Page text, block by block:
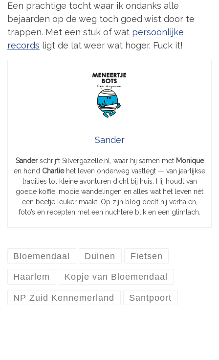
Een prachtige tocht waar ik ondanks alle
bejaarden op de weg toch goed wist door te
trappen. Met een stuk of wat persoonlijke
records ligt de lat weer wat hoger. Fuck it!
Sander
Sanderschrijft Silvergazelle.nl, waar hij samen met Monique
en hond Charliehet leven onderweg vastlegt — van jaarlijkse
tradities tot kleine avonturen dicht bij huis. Hij houdt van
goede koffie, mooie wandelingen en alles wat het leven nét
een beetje leuker maakt. Op zijn blog deelt hij verhalen,
foto’s en recepten met een nuchtere blik en een glimlach.
Bloemendaal Duinen Fietsen
Haarlem Kopje van Bloemendaal
NP Zuid Kennemerland Santpoort